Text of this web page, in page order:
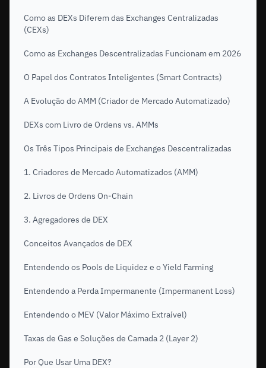
Como as DEXs Diferem das Exchanges Centralizadas
(CEXs)
Como as Exchanges Descentralizadas Funcionam em 2026
O Papel dos Contratos Inteligentes (Smart Contracts)
A Evolução do AMM (Criador de Mercado Automatizado)
DEXs com Livro de Ordens vs. AMMs
Os Três Tipos Principais de Exchanges Descentralizadas
1. Criadores de Mercado Automatizados (AMM)
2. Livros de Ordens On-Chain
3. Agregadores de DEX
Conceitos Avançados de DEX
Entendendo os Pools de Liquidez e o Yield Farming
Entendendo a Perda Impermanente (Impermanent Loss)
Entendendo o MEV (Valor Máximo Extraível)
Taxas de Gas e Soluções de Camada 2 (Layer 2)
Por Que Usar Uma DEX?